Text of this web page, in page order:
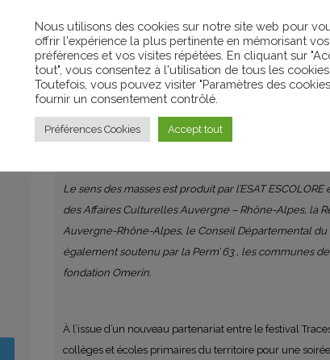
Alors imaginez seulement une toile blanche sur
Anne-Sophie Emard et Pierre Levchin ont réalisé «
fiction d’une durée de trente minutes suivi de neuf
résidents du centre Escolore accueillant des adultes
Auvergne dans l’ancien collège des Jésuites de
Mattis, Daniel, Tony, Manon, Cyril, Adrien, Michael,
de travail qu’ils ont déserté le temps d’un tournage.
témoignent lors d’entretiens dont la matière brute a
Le sens des masses est produit par l’ESAT
des Affaires Culturelles Auvergne – Rhône-Alpes, la
Auvergne-Rhône-Alpes, le Conseil Départemental
également soutenu par la Perm’ 63 , les communes
fondation Omerin.
À l’issue d’un nouveau partenariat entre le festival
collèges et écoles primaires du territoire pour une
Nous utilisons des cookies sur notre site web pour
offrir l'expérience la plus pertinente en mémorisant vos
préférences et vos visites répétées. En cliquant sur
tout", vous consentez à l'utilisation de tous les cookies.
Toutefois, vous pouvez visiter "Paramètres des
fournir un consentement contrôlé.
Préférences Cookies Accept tout